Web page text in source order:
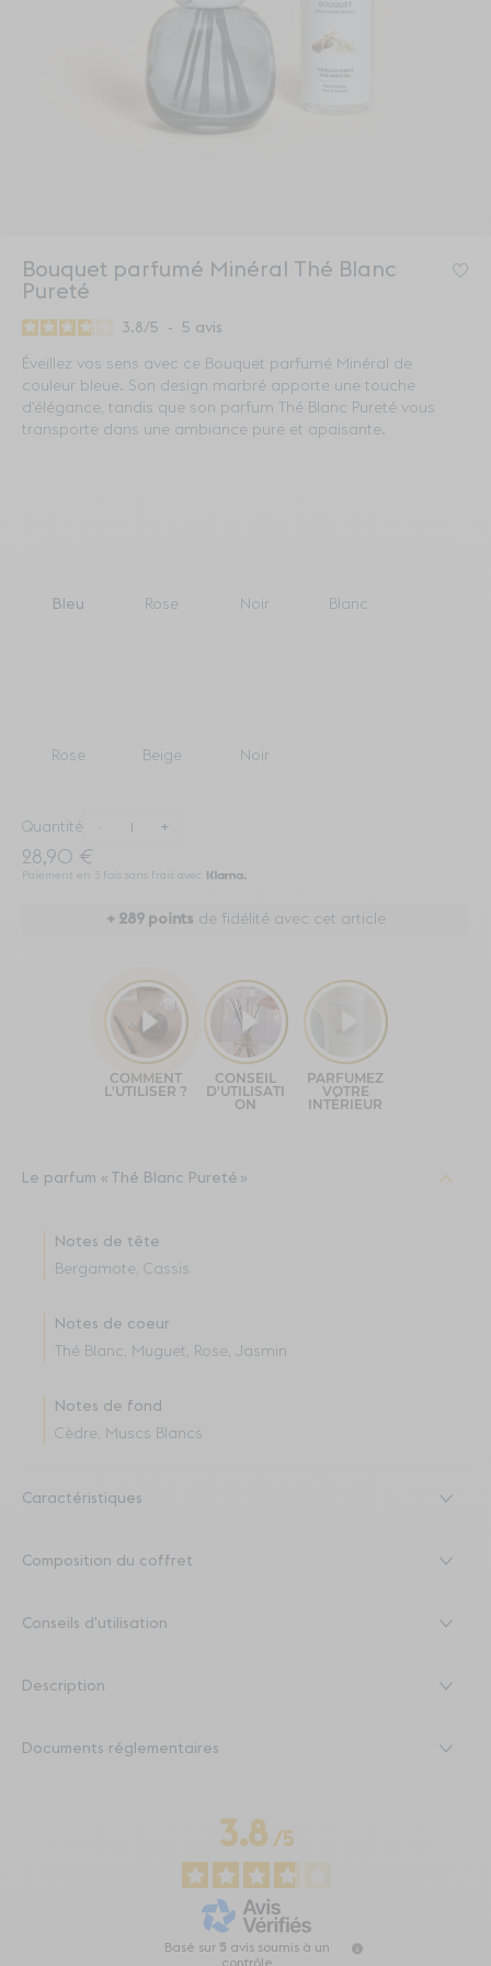
Bouquet parfumé Minéral Thé Blanc
Pureté
3.8/5 - 5 avis
Éveillez vos sens avec ce Bouquet parfumé Minéral de
couleur bleue. Son design marbré apporte une touche
d'élégance, tandis que son parfum Thé Blanc Pureté vous
transporte dans une ambiance pure et apaisante.
Bleu Rose Noir Blanc
Rose Beige Noir
Quantité +
28,90 €
Paiement en 3 fois sans frais avec
+ 289points de fidélité avec cet article
Le parfum Thé Blanc Pureté
Notes de tête
Bergamote, Cassis
Notes de coeur
Thé Blanc, Muguet, Rose, Jasmin
Notes de fond
Cèdre, Muscs Blancs
Caractéristiques
Composition du coffret
Conseils d'utilisation
Description
Documents réglementaires
3.8/5
Basé sur 5 avis soumis à un
contrôle